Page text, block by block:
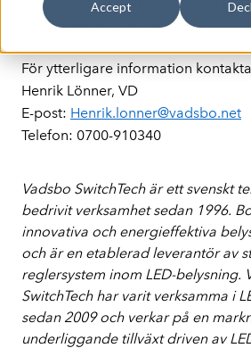
Accept
rapporten är 27:e april 2022
För ytterligare information
Henrik Lönner, VD
E-post: Henrik.lonner@vadsbo.net
Telefon: 0700-910340
Vadsbo SwitchTech är ett svenskt
bedrivit verksamhet sedan 1996.
innovativa och energieffektiva
och är en etablerad leverantör av
reglersystem inom LED-belysning.
SwitchTech har varit verksamma i
sedan 2009 och verkar på en
underliggande tillväxt driven av